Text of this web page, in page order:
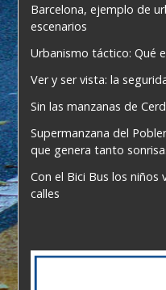
Barcelona, ejemplo de
escenarios
Urbanismo táctico: Qué
Ver y ser vista: la
Sin las manzanas de
Supermanzana del
que genera tanto
Con el Bici Bus los niños
calles